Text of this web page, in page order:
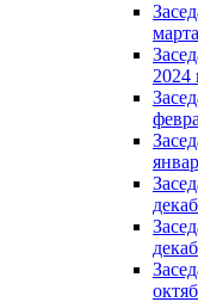
2024